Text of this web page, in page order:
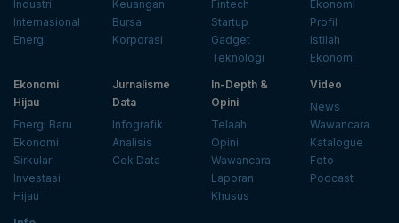
Industri
Internasional
Energi
Keuangan
Bursa
Korporasi
Fintech
Startup
Gadget
Teknologi
Ekonomi
Profil
Istilah
Ekonomi
Ekonomi
Hijau
Energi Baru
Ekonomi
Sirkular
Investasi
Hijau
Jurnalisme
Data
Infografik
Analisis
Cek Data
In-Depth &
Opini
Telaah
Opini
Wawancara
Laporan
Khusus
Video
News
Wawancara
Katalogue
Foto
Podcast